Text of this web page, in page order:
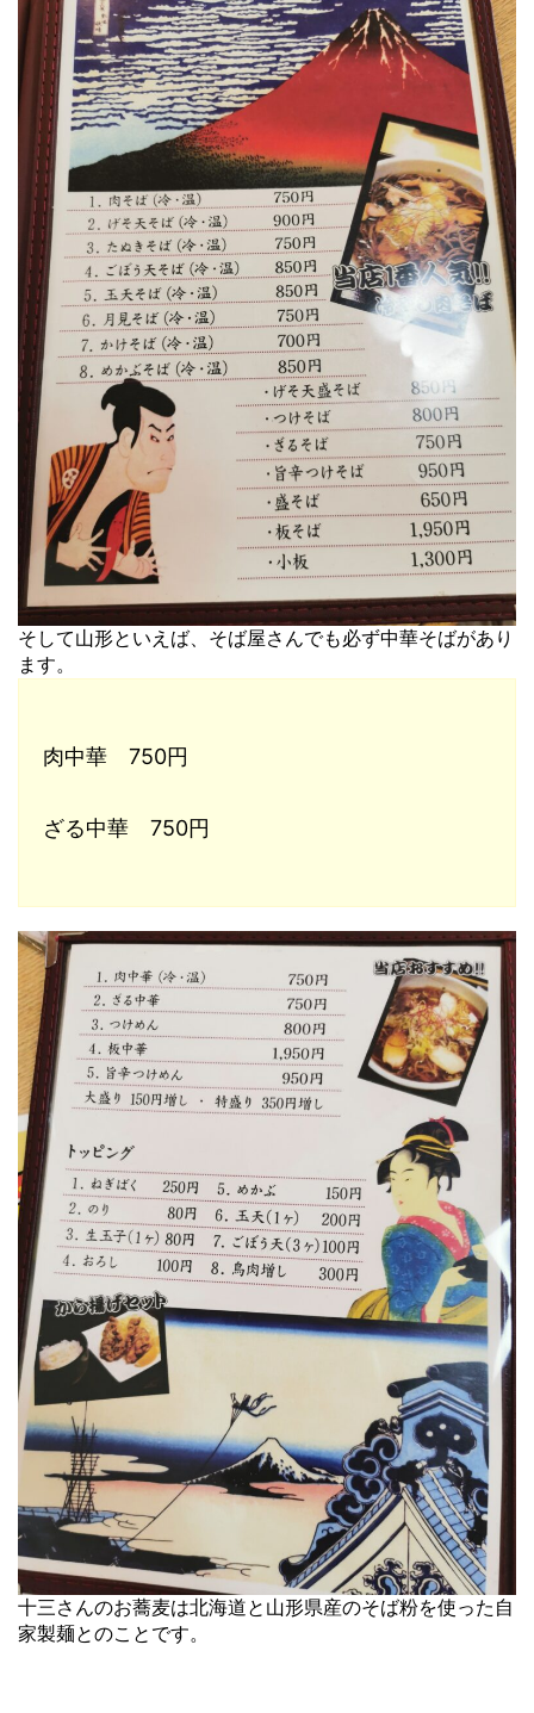
そして山形といえば、そば屋さんでも必ず中華そばがあり
ます。
肉中華 750円
ざる中華 750円
十三さんのお蕎麦は北海道と山形県産のそば粉を使った自
家製麺とのことです。